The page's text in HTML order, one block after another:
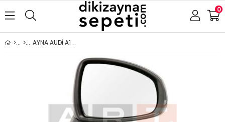
0
AYNA AUDİ A1 2010- ELEKTRİKLİ ISITMALI ASTARLI SİNYALLİ SAĞ